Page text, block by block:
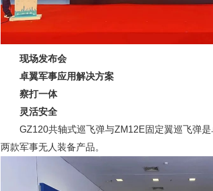
现场发布会
卓翼军事应用解决方案
察打一体
灵活安全
GZ120共轴式巡飞弹与ZM12E固定翼巡飞弹
两款军事无人装备产品。